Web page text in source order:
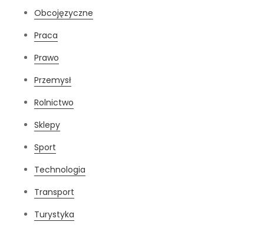
Obcojęzyczne
Praca
Prawo
Przemysł
Rolnictwo
Sklepy
Sport
Technologia
Transport
Turystyka